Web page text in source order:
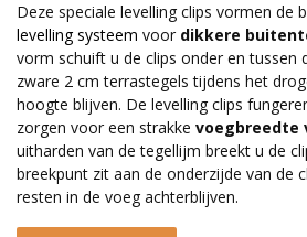
Deze speciale levelling clips vormen de
levelling systeem voor dikkere
vorm schuift u de clips onder en tussen
zware 2 cm terrastegels tijdens het
hoogte blijven. De levelling clips
zorgen voor een strakke voegbreedte
uitharden van de tegellijm breekt u de
breekpunt zit aan de onderzijde van de
resten in de voeg achterblijven.